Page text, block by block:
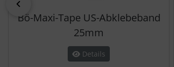
Bö-Maxi-Tape US-Abklebeband
25mm
Details